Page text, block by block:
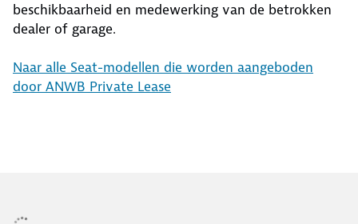
beschikbaarheid en medewerking van de betrokken
dealer of garage.
Naar alle Seat-modellen die worden aangeboden
door ANWB Private Lease